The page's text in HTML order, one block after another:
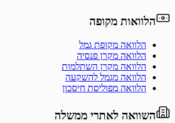
הלוואות מקופה
הלוואה מקופת גמל
הלוואה מקרן פנסיה
הלוואה מקרן השתלמות
הלוואה מגמל להשקעה
הלוואה מפוליסת חיסכון
השוואה לאתרי ממשלה